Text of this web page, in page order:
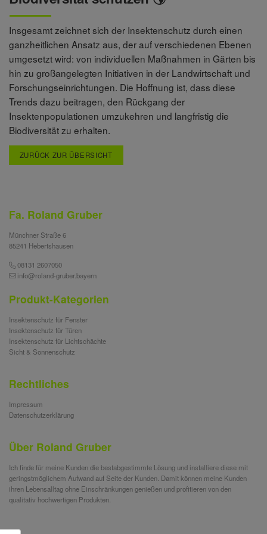
ZURÜCK ZUR ÜBERSICHT
Insgesamt zeichnet sich der Insektenschutz durch einen
ganzheitlichen Ansatz aus, der auf verschiedenen Ebenen
umgesetzt wird: von individuellen Maßnahmen in Gärten bis
hin zu großangelegten Initiativen in der Landwirtschaft und
Forschungseinrichtungen. Die Hoffnung ist, dass diese
Trends dazu beitragen, den Rückgang der
Insektenpopulationen umzukehren und langfristig die
Biodiversität zu erhalten.
Fa. Roland Gruber
Münchner Straße 6
85241 Hebertshausen
08131 2607050
info@roland-gruber.bayern
Produkt-Kategorien
Insektenschutz für Fenster
Insektenschutz für Türen
Insektenschutz für Lichtschächte
Sicht & Sonnenschutz
Rechtliches
Impressum
Datenschutzerklärung
Über Roland Gruber
Ich finde für meine Kunden die bestabgestimmte Lösung und installiere diese mit
geringstmöglichem Aufwand auf Seite der Kunden. Damit können meine Kunden
ihren Lebensalltag ohne Einschränkungen genießen und profitieren von den
qualitativ hochwertigen Produkten.